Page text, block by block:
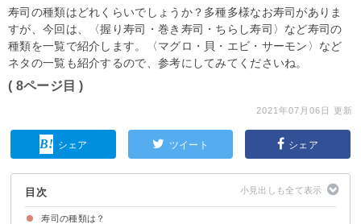
寿司の種類はどれくらいでしょうか？多種多様なお寿司がありま
すが、今回は、〈握り寿司・巻き寿司・ちらし寿司〉など寿司の
種類を一覧で紹介します。〈マグロ・貝・エビ・サーモン〉など
ネタの一覧も紹介するので、参考にしてみてくださいね。
( 8ページ目 )
2021年07月06日 更新
シェア ツイート シェア
目次
寿司の種類は？